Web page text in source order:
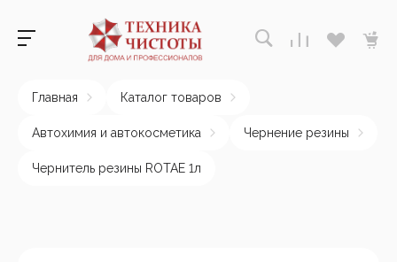
Главная Каталог товаров
Автохимия и автокосметика Чернение резины
Чернитель резины ROTAE 1л